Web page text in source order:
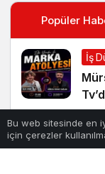
Popüler
İş
Bu web sitesinde en
için çerezler